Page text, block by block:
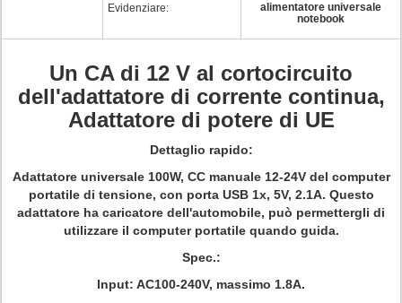
Evidenziare:
alimentatore universale
notebook
Un CA di 12 V al cortocircuito
dell'adattatore di corrente continua,
Adattatore di potere di UE
Dettaglio rapido:
Adattatore universale 100W, CC manuale 12-24V del computer
portatile di tensione, con porta USB 1x, 5V, 2.1A. Questo
adattatore ha caricatore dell'automobile, può permettergli di
utilizzare il computer portatile quando guida.
Spec.:
Input: AC100-240V, massimo 1.8A.